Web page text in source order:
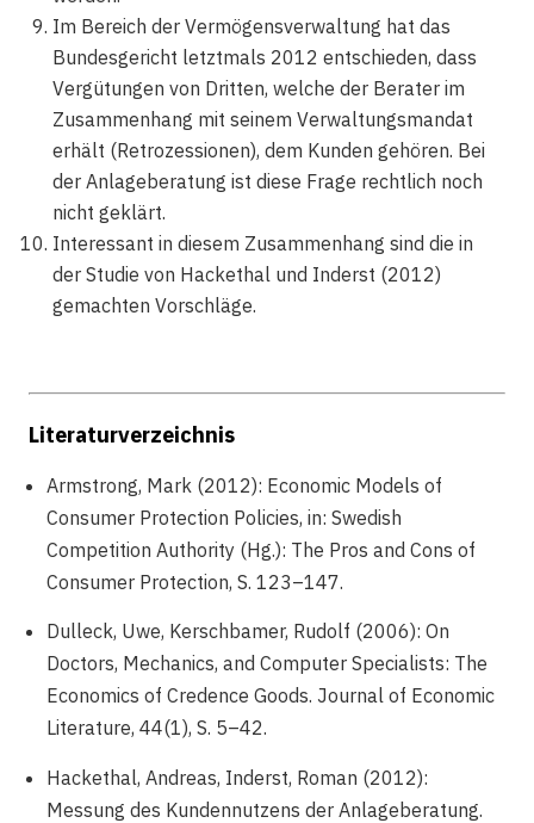
Im Bereich der Vermögensverwaltung hat das
Bundesgericht letztmals 2012 entschieden, dass
Vergütungen von Dritten, welche der Berater im
Zusammenhang mit seinem Verwaltungsmandat
erhält (Retrozessionen), dem Kunden gehören. Bei
der Anlageberatung ist diese Frage rechtlich noch
nicht geklärt.
Interessant in diesem Zusammenhang sind die in
der Studie von Hackethal und Inderst (2012)
gemachten Vorschläge.
Literaturverzeichnis
Armstrong, Mark (2012): Economic Models of
Consumer Protection Policies, in: Swedish
Competition Authority (Hg.): The Pros and Cons of
Consumer Protection, S. 123–147.
Dulleck, Uwe, Kerschbamer, Rudolf (2006): On
Doctors, Mechanics, and Computer Specialists: The
Economics of Credence Goods. Journal of Economic
Literature, 44(1), S. 5–42.
Hackethal, Andreas, Inderst, Roman (2012):
Messung des Kundennutzens der Anlageberatung.